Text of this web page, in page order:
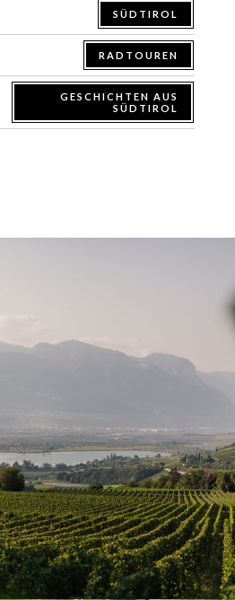
SÜDTIROL
RADTOUREN
GESCHICHTEN AUS
SÜDTIROL